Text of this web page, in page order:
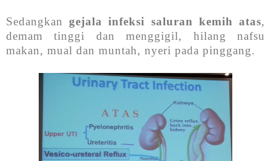
Sedangkangejala infeksi saluran kemih atas,
demam tinggi dan menggigil, hilang nafsu
makan, mual dan muntah, nyeri pada pinggang.